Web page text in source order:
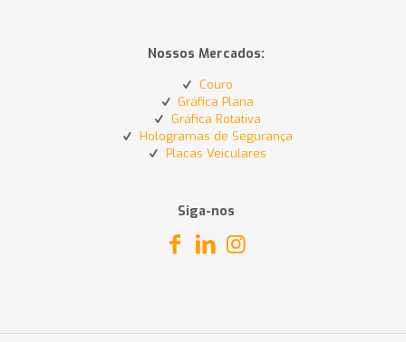
Nossos Mercados:
Couro
Gráfica Plana
Gráfica Rotativa
Hologramas de Segurança
Placas Veiculares
Siga-nos